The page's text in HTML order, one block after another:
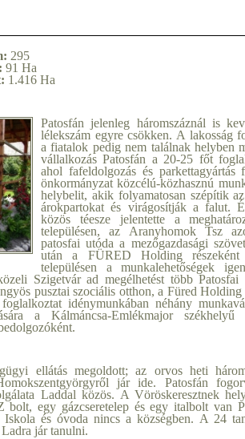
295
91 Ha
1.416 Ha
Patosfán jelenleg háromszáznál is
lélekszám egyre csökken. A lakosság
a fiatalok pedig nem találnak helyben
vállalkozás Patosfán a 20-25 főt
ahol fafeldolgozás és
önkormányzat közcélú-közhasznú
helybelit, akik folyamatosan szépítik
árokpartokat és virágosítják a falut.
közös téesze jelentette a
településen, az Aranyhomok Tsz
patosfai utóda a mezőgazdasági
után a FÜRED Holding
településen a munkalehetőségek
Szigetvár ad megélhetést több Patosfai
pusztai szociális otthon, a Füred Holding
idénymunkában néhány
a Kálmáncsa-Emlékmajor
ellátás megoldott; az orvos heti
jár ide. Patosfán
Laddal közös. A Vöröskeresztnek
bolt, egy gázcseretelep és egy italbolt van
Iskola és óvoda nincs a községben. A 24
Ladra jár tanulni.